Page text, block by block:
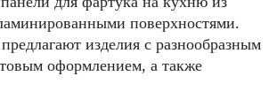
поверхностями.
изделия с разнообразным
оформлением, а также